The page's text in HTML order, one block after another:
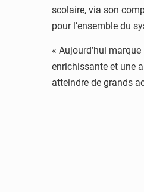
scolaire, via son
pour l’ensemble du
« Aujourd’hui
enrichissante et une
atteindre de grands